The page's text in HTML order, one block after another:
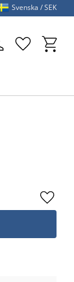
Favoriter
Svenska SEK
Lägg